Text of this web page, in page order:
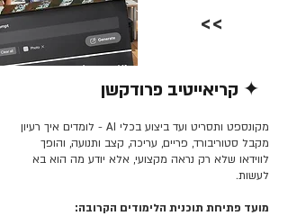
>>
✦ קריאייטיב פרודקשן
מקונספט ותסריט ועד ביצוע בכלי AI - לומדים איך רעיון
מקבל סטוריבורד, פריים, עריכה, קצב ותנועה, והופך
לווידאו שלא רק נראה מקצועי, אלא יודע מה הוא בא
לעשות.
מועד פתיחת תוכנית הלימודים הקרובה: